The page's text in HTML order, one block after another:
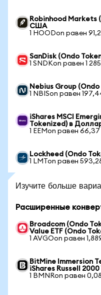
Robinhood Markets
США
1 HOODon равен
SanDisk (Ondo
1 SNDKon равен 1
Nebius Group
1 NBISon равен
iShares MSCI
Tokenized) в
1 EEMon равен 66,37
Lockheed (Ondo
1 LMTon равен
Изучите больше
Расширенные
Broadcom (Ondo
Value ETF (Ondo
1 AVGOon равен
BitMine Immersion
iShares Russell
1 BMNRon равен